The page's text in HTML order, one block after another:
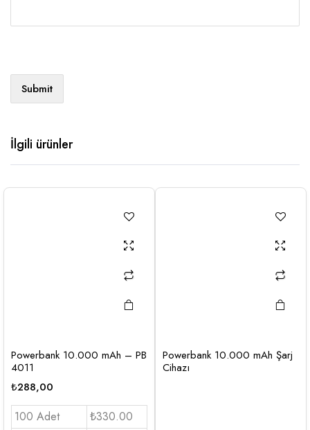
İlgili ürünler
Powerbank 10.000 mAh – PB
4011
₺288,00
100 Adet
₺330.00
Powerbank 10.000 mAh Şarj
Cihazı